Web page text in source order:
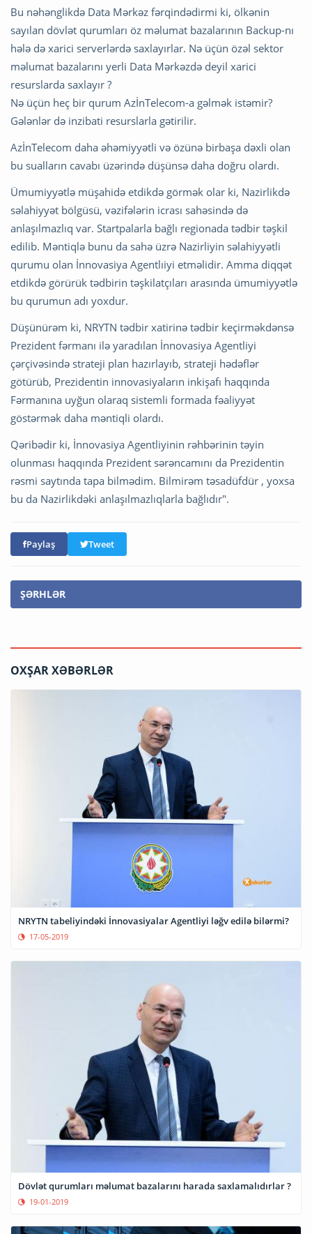
Bu nəhənglikdə Data Mərkəz fərqindədirmi ki, ölkənin
sayılan dövlət qurumları öz məlumat bazalarının Backup-nı
hələ də xarici serverlərdə saxlayırlar. Nə üçün özəl sektor
məlumat bazalarını yerli Data Mərkəzdə deyil xarici
resurslarda saxlayır ?
Nə üçün heç bir qurum AzİnTelecom-a gəlmək istəmir?
Gələnlər də inzibati resurslarla gətirilir.
AzİnTelecom daha əhəmiyyətli və özünə birbaşa dəxli olan
bu sualların cavabı üzərində düşünsə daha doğru olardı.
Ümumiyyətlə müşahidə etdikdə görmək olar ki, Nazirlikdə
səlahiyyət bölgüsü, vəzifələrin icrası sahəsində də
anlaşılmazlıq var. Startpalarla bağlı regionada tədbir təşkil
edilib. Məntiqlə bunu da sahə üzrə Nazirliyin səlahiyyətli
qurumu olan İnnovasiya Agentlıiyi etməlidir. Amma diqqət
etdikdə görürük tədbirin təşkilatçıları arasında ümumiyyətlə
bu qurumun adı yoxdur.
Düşünürəm ki, NRYTN tədbir xatirinə tədbir keçirməkdənsə
Prezident fərmanı ilə yaradılan İnnovasiya Agentliyi
çərçivəsində strateji plan hazırlayıb, strateji hədəflər
götürüb, Prezidentin innovasiyaların inkişafı haqqında
Fərmanına uyğun olaraq sistemli formada fəaliyyət
göstərmək daha məntiqli olardı.
Qəribədir ki, İnnovasiya Agentliyinin rəhbərinin təyin
olunması haqqında Prezident sərəncamını da Prezidentin
rəsmi saytında tapa bilmədim. Bilmirəm təsadüfdür , yoxsa
bu da Nazirlikdəki anlaşılmazlıqlarla bağlıdır".
Paylaş Tweet
ŞƏRHLƏR
OXŞAR XƏBƏRLƏR
NRYTN tabeliyindəki İnnovasiyalar Agentliyi ləğv edilə bilərmi?
17-05-2019
Dövlət qurumları məlumat bazalarını harada saxlamalıdırlar ?
19-01-2019